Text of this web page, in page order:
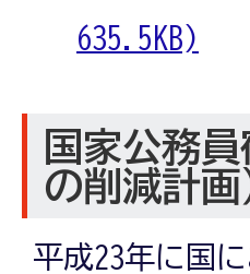
635.5KB)
国家公務
の削減計
平成23年に国